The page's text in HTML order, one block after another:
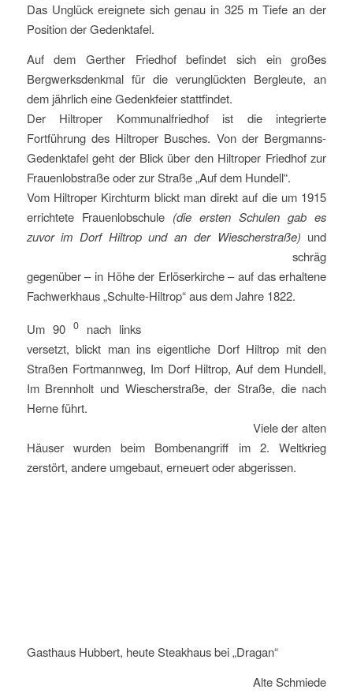
Das Unglück ereignete sich genau in 325 m Tiefe an der
Position der Gedenktafel.
Auf dem Gerther Friedhof befindet sich ein großes
Bergwerksdenkmal für die verunglückten Bergleute, an
dem jährlich eine Gedenkfeier stattfindet.
Der Hiltroper Kommunalfriedhof ist die integrierte
Fortführung des Hiltroper Busches. Von der Bergmanns-
Gedenktafel geht der Blick über den Hiltroper Friedhof zur
Frauenlobstraße oder zur Straße „Auf dem Hundell“.
Vom Hiltroper Kirchturm blickt man direkt auf die um 1915
errichtete Frauenlobschule (die ersten Schulen gab es
zuvor im Dorf Hiltrop und an der Wiescherstraße) und
schräg
gegenüber – in Höhe der Erlöserkirche – auf das erhaltene
Fachwerkhaus „Schulte-Hiltrop“ aus dem Jahre 1822.
Um 90 0 nach links
versetzt, blickt man ins eigentliche Dorf Hiltrop mit den
Straßen Fortmannweg, Im Dorf Hiltrop, Auf dem Hundell,
Im Brennholt und Wiescherstraße, der Straße, die nach
Herne führt.
Viele der alten
Häuser wurden beim Bombenangriff im 2. Weltkrieg
zerstört, andere umgebaut, erneuert oder abgerissen.
Gasthaus Hubbert, heute Steakhaus bei „Dragan“
Alte Schmiede